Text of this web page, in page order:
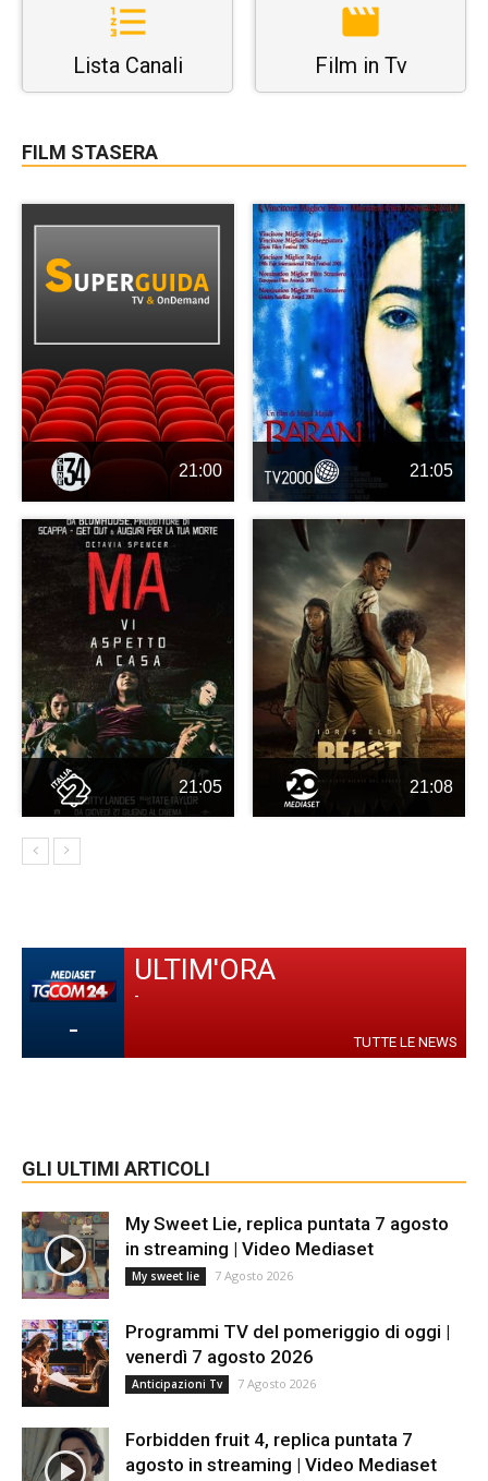
Lista Canali Film in Tv
FILM STASERA
21:00 21:05
21:05 21:08
-
ULTIM'ORA
-
TUTTE LE NEWS
GLI ULTIMI ARTICOLI
My Sweet Lie, replica puntata 7 agosto
in streaming | Video Mediaset
My sweet lie 7 Agosto 2026
Programmi TV del pomeriggio di oggi |
venerdì 7 agosto 2026
Anticipazioni Tv 7 Agosto 2026
Forbidden fruit 4, replica puntata 7
agosto in streaming | Video Mediaset